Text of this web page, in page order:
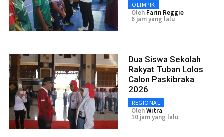
OLIMPIK
Oleh Farin Reggie
6 jam yang lalu
Dua Siswa Sekolah
Rakyat Tuban Lolos
Calon Paskibraka
2026
REGIONAL
OlehWitra
10 jam yang lalu